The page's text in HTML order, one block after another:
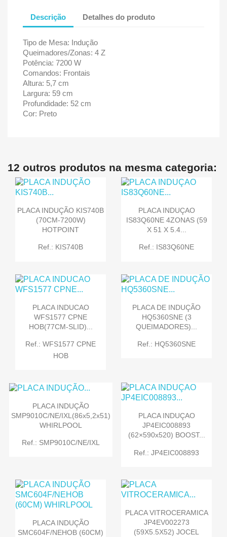
Descrição Detalhes do produto
Tipo de Mesa: Indução
Queimadores/Zonas: 4 Z
Potência: 7200 W
Comandos: Frontais
Altura: 5,7 cm
Largura: 59 cm
Profundidade: 52 cm
Cor: Preto
12 outros produtos na mesma categoria:
PLACA INDUÇÃO KIS740B
(70CM-7200W)
HOTPOINT
Ref.: KIS740B
PLACA INDUÇAO
IS83Q60NE 4ZONAS (59
X 51 X 5.4...
Ref.: IS83Q60NE
PLACA INDUCAO
WFS1577 CPNE
HOB(77CM-SLID)...
Ref.: WFS1577 CPNE
HOB
PLACA DE INDUÇÃO
HQ5360SNE (3
QUEIMADORES)...
Ref.: HQ5360SNE
PLACA INDUÇÃO
SMP9010C/NE/IXL(86x5,2x51)
WHIRLPOOL
Ref.: SMP9010C/NE/IXL
PLACA INDUÇAO
JP4EIC008893
(62×590x520) BOOST...
Ref.: JP4EIC008893
PLACA INDUÇÃO
SMC604F/NEHOB (60CM)
PLACA VITROCERAMICA
JP4EV002273
(59X5.5X52) JOCEL